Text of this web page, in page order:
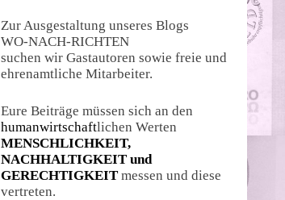
Zur Ausgestaltung unseres Blogs
WO-NACH-RICHTEN
suchen wir Gastautoren sowie freie und
ehrenamtliche Mitarbeiter.
Eure Beiträge müssen sich an den
humanwirtschaftlichen Werten
MENSCHLICHKEIT,
NACHHALTIGKEIT und
GERECHTIGKEIT messen und diese
vertreten.